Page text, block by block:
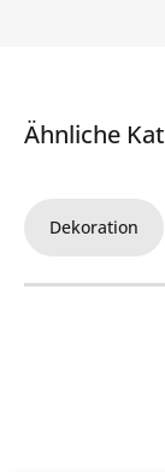
Ähnliche
Dekoration